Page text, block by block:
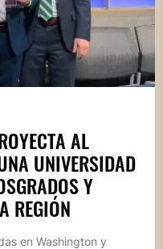
AL
UNIVERSIDAD
Y
REGIÓN
en Washington y